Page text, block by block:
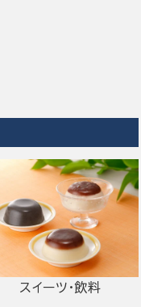
スイーツ・飲料